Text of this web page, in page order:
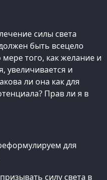
силы света
быть всецело
того, как желание и
увеличивается и
ли она как для
Прав ли я в
для
силу света в